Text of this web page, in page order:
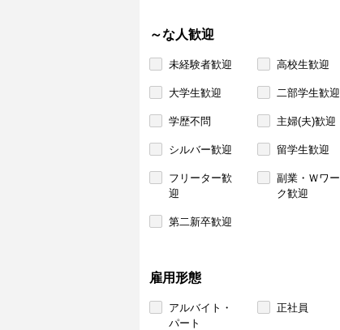
～な人歓迎
未経験者歓迎 高校生歓迎
大学生歓迎 二部学生歓迎
学歴不問 主婦(夫)歓迎
シルバー歓迎 留学生歓迎
フリーター歓
迎
副業・Ｗワー
ク歓迎
第二新卒歓迎
雇用形態
アルバイト・
パート
正社員